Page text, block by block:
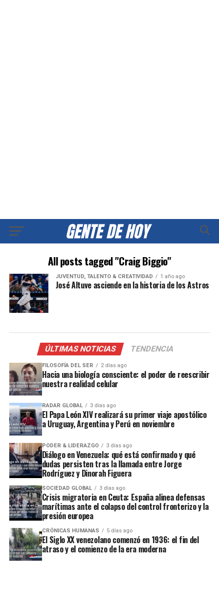
All posts tagged "Craig Biggio"
JUVENTUD, TALENTO & CREATIVIDAD 1 año ago
José Altuve asciende en la historia de los Astros
ÚLTIMAS NOTICIAS TENDENCIA
FILOSOFÍA DEL SER 2 días ago
Hacia una biología consciente: el poder de reescribir
nuestra realidad celular
RADAR GLOBAL 3 días ago
El Papa León XIV realizará su primer viaje apostólico
a Uruguay, Argentina y Perú en noviembre
PODER & LIDERAZGO 3 días ago
Diálogo en Venezuela: qué está confirmado y qué
dudas persisten tras la llamada entre Jorge
Rodríguez y Dinorah Figuera
SOCIEDAD GLOBAL 3 días ago
Crisis migratoria en Ceuta: España alinea defensas
marítimas ante el colapso del control fronterizo y la
presión europea
CRÓNICAS HUMANAS 5 días ago
El Siglo XX venezolano comenzó en 1936: el fin del
atraso y el comienzo de la era moderna